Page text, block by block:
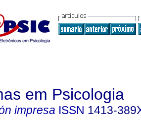
em Psicologia
impresa ISSN 1413-